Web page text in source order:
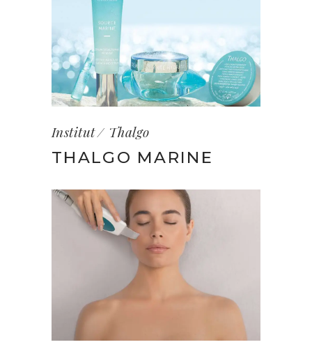
Institut Thalgo
THALGO MARINE